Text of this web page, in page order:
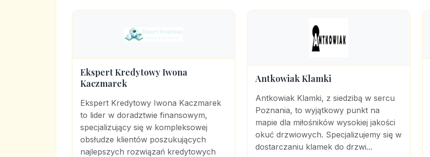
Ekspert Kredytowy Iwona
Kaczmarek
Ekspert Kredytowy Iwona Kaczmarek
to lider w doradztwie finansowym,
specjalizujący się w kompleksowej
obsłudze klientów poszukujących
najlepszych rozwiązań kredytowych
Antkowiak Klamki
Antkowiak Klamki, z siedzibą w sercu
Poznania, to wyjątkowy punkt na
mapie dla miłośników wysokiej jakości
okuć drzwiowych. Specjalizujemy się w
dostarczaniu klamek do drzwi...